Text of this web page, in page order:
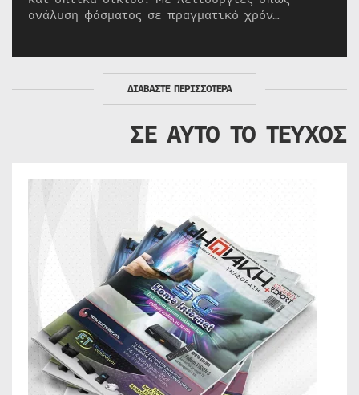
ανάλυση φάσματος σε πραγματικό χρόν…
ΔΙΑΒΑΣΤΕ ΠΕΡΙΣΣΟΤΕΡΑ
ΣΕ ΑΥΤΟ ΤΟ ΤΕΥΧΟΣ